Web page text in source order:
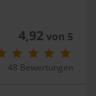
4,92von 5
48 Bewertungen